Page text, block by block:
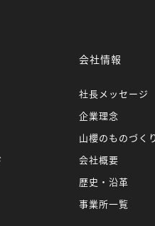
会社情報
社長メッセージ
企業理念
山櫻のものづく
会社概要
歴史・沿革
事業所一覧